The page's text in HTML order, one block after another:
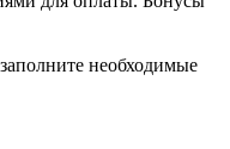
необходимые